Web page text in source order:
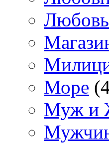
Любовь
Море
Муж и